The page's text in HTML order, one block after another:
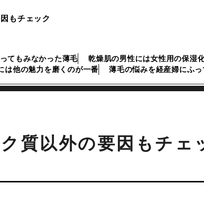
もチェック
てもみなかった薄毛
乾燥肌の男性には女性用の保湿
は他の魅力を磨くのが一番 薄毛の悩みを経産婦にふ
質以外の要因もチェ